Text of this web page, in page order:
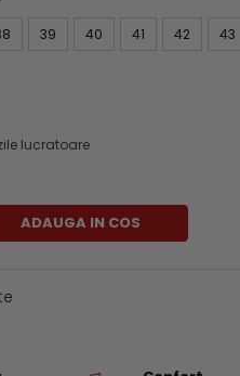
39 40 41 42 43
lucratoare
ADAUGA IN COS